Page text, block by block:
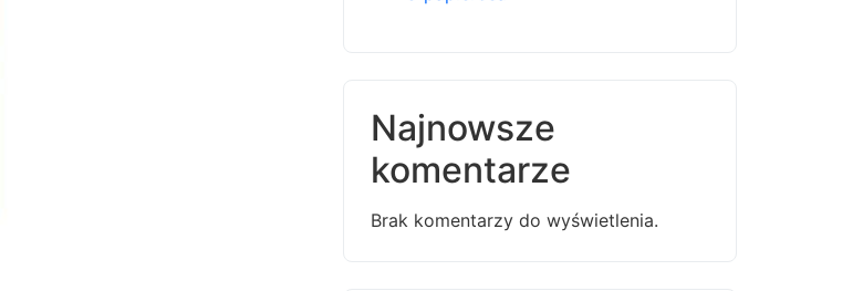
Najnowsze
komentarze
Brak komentarzy do wyświetlenia.